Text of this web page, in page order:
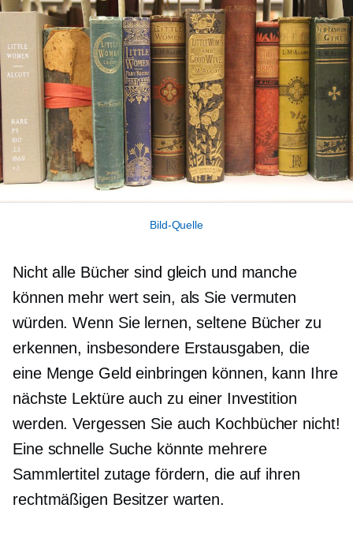
Bild-Quelle
Nicht alle Bücher sind gleich und manche
können mehr wert sein, als Sie vermuten
würden. Wenn Sie lernen, seltene Bücher zu
erkennen, insbesondere Erstausgaben, die
eine Menge Geld einbringen können, kann Ihre
nächste Lektüre auch zu einer Investition
werden. Vergessen Sie auch Kochbücher nicht!
Eine schnelle Suche könnte mehrere
Sammlertitel zutage fördern, die auf ihren
rechtmäßigen Besitzer warten.